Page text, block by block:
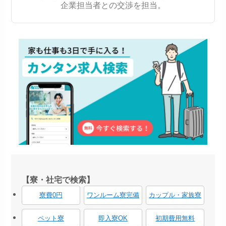
企業担当者との交渉を担当。
【寮・社宅で検索】
寮費0円 ワンルーム寮完備 カップル・家族寮
ペット寮 即入寮OK 初期費用無料